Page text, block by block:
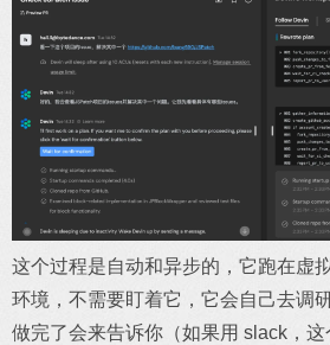
这个过程是自动和异步的，它跑在虚
环境，不需要盯着它，它会自己去调
做完了会来告诉你（如果用 slack，